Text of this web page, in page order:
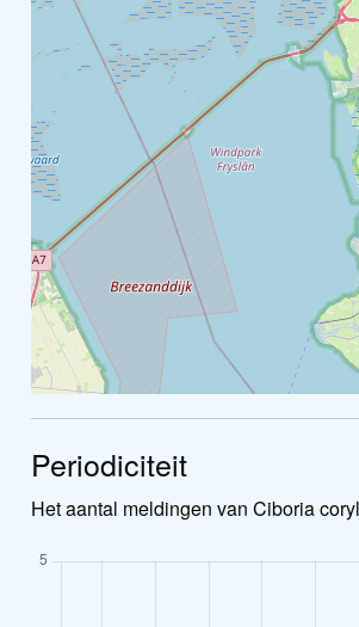
Periodiciteit
Het aantal meldingen van Ciboria